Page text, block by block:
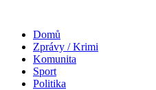
Domů
Zprávy / Krimi
Komunita
Sport
Politika